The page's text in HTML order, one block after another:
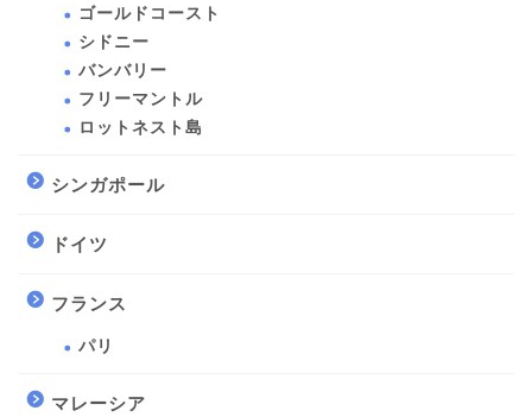
ゴールドコースト
シドニー
バンバリー
フリーマントル
ロットネスト島
シンガポール
ドイツ
フランス
パリ
マレーシア